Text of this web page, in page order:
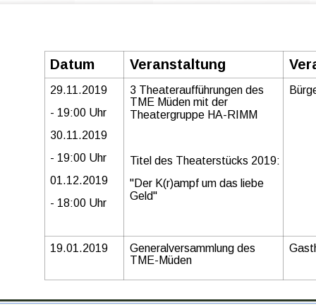
Datum Veranstaltung
29.11.2019
- 19:00 Uhr
30.11.2019
- 19:00 Uhr
01.12.2019
- 18:00 Uhr
3 Theateraufführungen des
TME Müden mit der
Theatergruppe HA-RIMM
Titel des Theaterstücks 2019:
"Der K(r)ampf um das liebe
Geld"
19.01.2019
Generalversammlung des
TME-Müden